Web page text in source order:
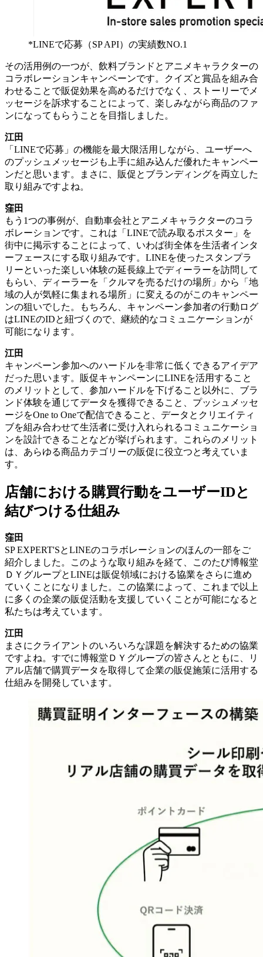
*LINEで応募（SP API）の実績数NO.1
その活用例の一つが、飲料ブランドとアニメキャラクターの
コラボレーションキャンペーンです。クイズと賞品を組み合
わせることで販促効果を高めるだけでなく、ストーリーでメ
ッセージを訴求することによって、楽しみながら商品のファ
ンになってもらうことを目指しました。
江田
「LINEで応募」の機能を最大限活用しながら、ユーザーへ
のプッシュメッセージも上手に組み込んだ優れたキャンペー
ンだと思います。まさに、販促とブランディングを両立した
取り組みですよね。
窪田
もう1つの事例が、自動車会社とアニメキャラクターのコラ
ボレーションです。これは「LINEで読み取るポスター」を
街中に掲示することによって、いわば街全体を生活者インタ
ーフェースにする取り組みです。LINEを使ったスタンプラ
リーといった楽しい体験の延長線上でディーラーを訪問して
もらい、ディーラーを「クルマを売るだけの場所」から「地
域の人が気軽に集まれる場所」に変えるのがこのキャンペー
ンの狙いでした。もちろん、キャンペーン参加者の行動ログ
はLINEのIDと紐づくので、継続的なコミュニケーションが
可能になります。
江田
キャンペーン参加へのハードルを非常に低くできるアイデア
だった思います。販促キャンペーンにLINEを活用すること
のメリットとして、参加ハードルを下げること以外に、ブラ
ンド体験を通じてデータを獲得できること、プッシュメッセ
ージをOne to Oneで配信できること、データとクリエイティ
ブを組み合わせて生活者に受け入れられるコミュニケーショ
ンを設計できることなどが挙げられます。これらのメリット
は、あらゆる商品カテゴリーの販促に役立つと考えていま
す。
店舗における購買行動をユーザーIDと
結びつける仕組み
窪田
SP EXPERT'SとLINEのコラボレーションのほんの一部をご
紹介しました。このような取り組みを経て、このたび博報堂
ＤＹグループとLINEは販促領域における協業をさらに進め
ていくことになりました。この協業によって、これまで以上
に多くの企業の販促活動を支援していくことが可能になると
私たちは考えています。
江田
まさにクライアントのいろいろな課題を解決するための協業
ですよね。すでに博報堂ＤＹグループの皆さんとともに、リ
アル店舗で購買データを取得して企業の販促施策に活用する
仕組みを開発しています。